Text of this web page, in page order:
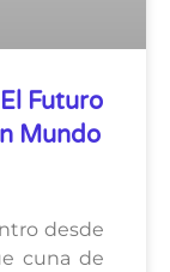
Futuro
Mundo
desde
cuna de